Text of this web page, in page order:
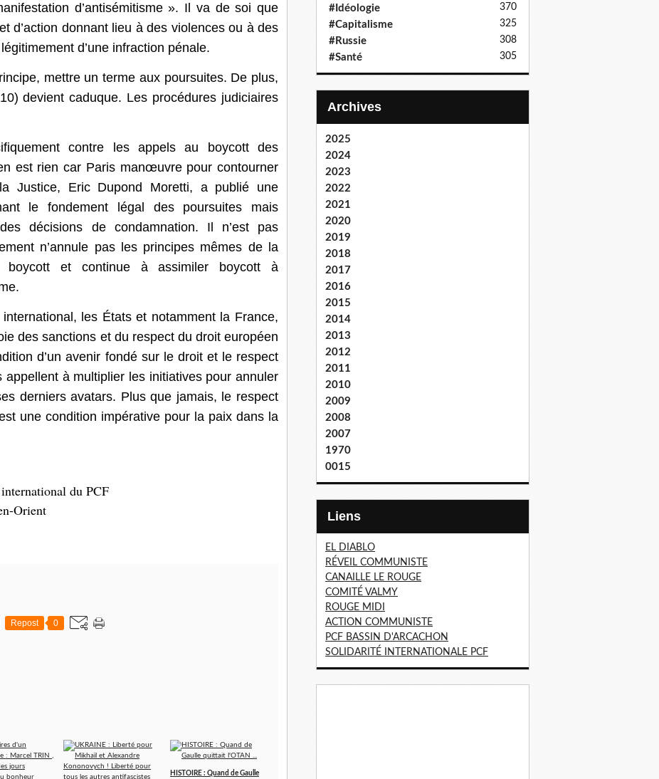
d’antisémitisme ». Il va de soi que
d’action donnant lieu à des violences ou à des
d’une infraction pénale.
mettre un terme aux poursuites. De plus,
devient caduque. Les procédures judiciaires
contre les appels au boycott des
est rien car Paris manœuvre pour contourner
Justice, Eric Dupond Moretti, a publié une
le fondement légal des poursuites mais
décisions de condamnation. Il n’est pas
n’annule pas les principes mêmes de la
boycott et continue à assimiler boycott à
les États et notamment la France,
des sanctions et du respect du droit européen
d’un avenir fondé sur le droit et le respect
appellent à multiplier les initiatives pour annuler
derniers avatars. Plus que jamais, le respect
une condition impérative pour la paix dans la
du PCF
Orient
Repost 0
HISTOIRE : Quand de Gaulle
#Idéologie 370
#Capitalisme 325
#Russie 308
#Santé 305
Archives
2025
2024
2023
2022
2021
2020
2019
2018
2017
2016
2015
2014
2013
2012
2011
2010
2009
2008
2007
1970
0015
Liens
EL DIABLO
RÉVEIL COMMUNISTE
CANAILLE LE ROUGE
COMITÉ VALMY
ROUGE MIDI
ACTION COMMUNISTE
PCF BASSIN D'ARCACHON
SOLIDARITÉ INTERNATIONALE PCF